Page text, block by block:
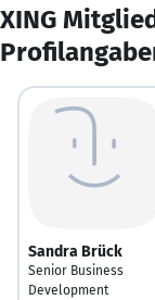
XING
Sandra Brück
Senior Business
Development